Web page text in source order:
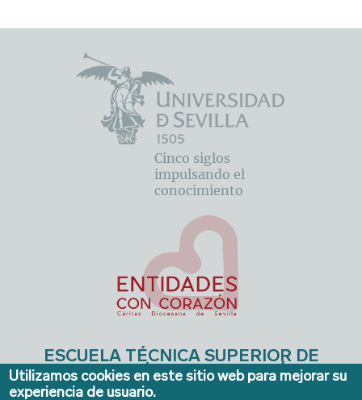
Cinco siglos
impulsando el
conocimiento
ESCUELA TÉCNICA SUPERIOR DE
INGENIERÍA DE EDIFICACIÓN
Avda. de la Reina Mercedes, 4A - Sevilla 41012. Teléfonos:
Utilizamos cookies en este sitio web para mejorar su
experiencia de usuario.